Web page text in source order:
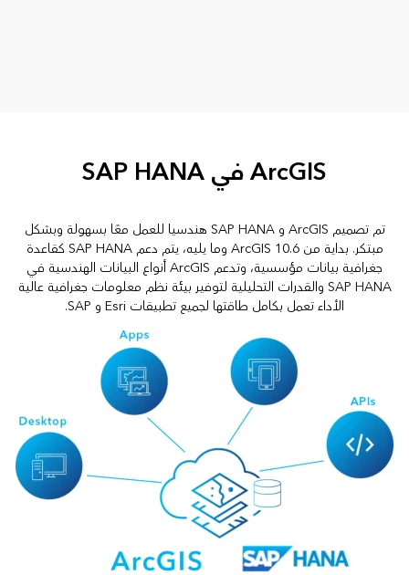
ArcGIS في SAP HANA
تم تصميم ArcGIS و SAP HANA هندسيا للعمل معًا بسهولة وبشكل
مبتكر. بداية من ArcGIS 10.6 وما يليه، يتم دعم SAP HANA كقاعدة
جغرافية بيانات مؤسسية، وتدعم ArcGIS أنواع البيانات الهندسية في
SAP HANA والقدرات التحليلية لتوفير بيئة نظم معلومات جغرافية عالية
الأداء تعمل بكامل طاقتها لجميع تطبيقات Esri و SAP.